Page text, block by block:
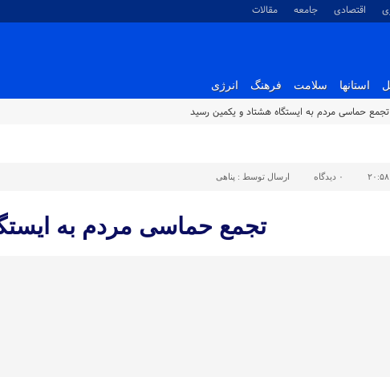
اقتصادی جامعه مقالات
استانها سلامت فرهنگ انرژی
تجمع حماسی مردم به ایستگاه هشتاد‌ و‌ یکمین رسید
۰ دیدگاه ارسال توسط : پناهی
تجمع حماسی مردم به